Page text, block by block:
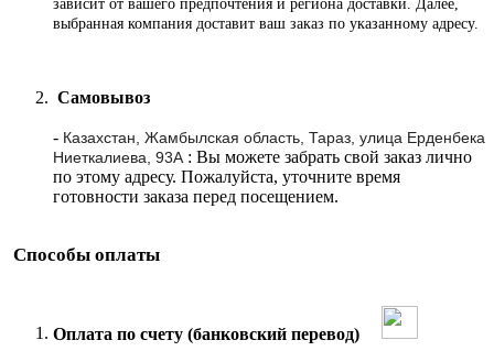
зависит от вашего предпочтения и региона доставки. Далее,
выбранная компания доставит ваш заказ по указанному адресу.
Самовывоз
- Казахстан, Жамбылская область, Тараз, улица Ерденбека
Ниеткалиева, 93А : Вы можете забрать свой заказ лично
по этому адресу. Пожалуйста, уточните время
готовности заказа перед посещением.
Способы оплаты
Оплата по счету (банковский перевод)